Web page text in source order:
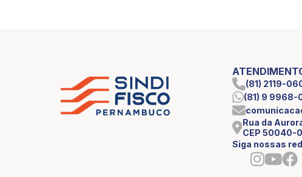
(81) 2119-
(81) 9 9968-
Rua da
CEP 50040-
Siga nossas